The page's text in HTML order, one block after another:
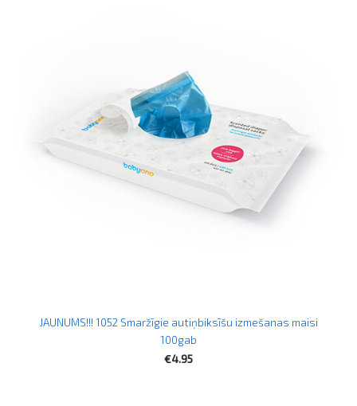
JAUNUMS!!! 1052 Smaržīgie autiņbiksīšu izmešanas maisi
100gab
€4.95